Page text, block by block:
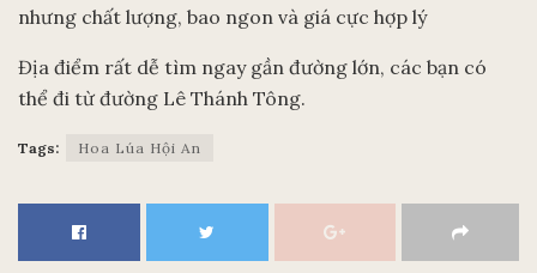
nhưng chất lượng, bao ngon và giá cực hợp lý
Địa điểm rất dễ tìm ngay gần đường lớn, các bạn có
thể đi từ đường Lê Thánh Tông.
Tags: Hoa Lúa Hội An